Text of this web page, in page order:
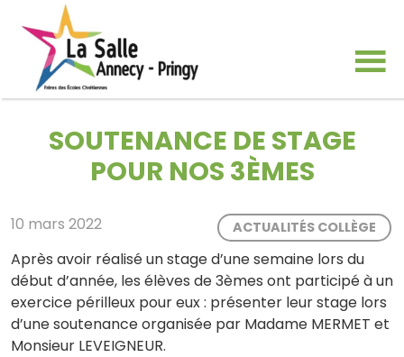
SOUTENANCE DE STAGE
POUR NOS 3ÈMES
10 mars 2022 ACTUALITÉS COLLÈGE
Après avoir réalisé un stage d’une semaine lors du
début d’année, les élèves de 3èmes ont participé à un
exercice périlleux pour eux : présenter leur stage lors
d’une soutenance organisée par Madame MERMET et
Monsieur LEVEIGNEUR.